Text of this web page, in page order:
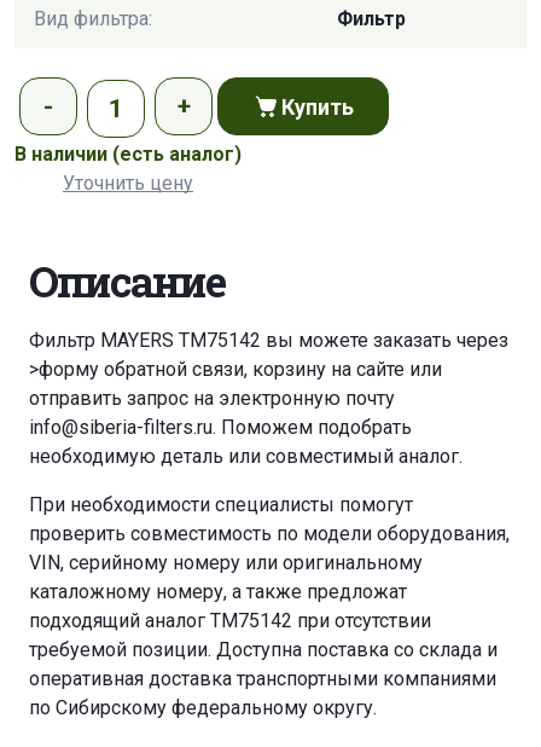
Вид фильтра: Фильтр
Купить
В наличии (есть аналог)
Уточнить цену
Описание
Фильтр MAYERS TM75142 вы можете заказать через
>форму обратной связи, корзину на сайте или
отправить запрос на электронную почту
info@siberia-filters.ru. Поможем подобрать
необходимую деталь или совместимый аналог.
При необходимости специалисты помогут
проверить совместимость по модели оборудования,
VIN, серийному номеру или оригинальному
каталожному номеру, а также предложат
подходящий аналог TM75142 при отсутствии
требуемой позиции. Доступна поставка со склада и
оперативная доставка транспортными компаниями
по Сибирскому федеральному округу.